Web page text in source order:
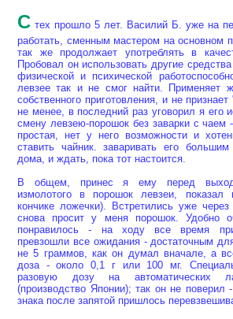
С тех прошло 5 лет. Василий Б. уже на
работать, сменным мастером на основном
так же продолжает употреблять в
Пробовал он использовать другие
физической и психической
левзее так и не смог найти. Применяет
собственного приготовления, и не
не менее, в последний раз уговорил я его
смену левзею-порошок без заварки с чаем
простая, нет у него возможности и
ставить чайник. заваривать его
дома, и ждать, пока тот настоится.
В общем, принес я ему перед
измолотого в порошок левзеи, показал
кончике ложечки). Встретились уже
снова просит у меня порошок. Удобно
понравилось - на ходу все время
превзошли все ожидания - достаточным
не 5 граммов, как он думал вначале, а
доза - около 0,1 г или 100 мг.
разовую дозу на автоматических
(производство Японии); так он не поверил
знака после запятой пришлось